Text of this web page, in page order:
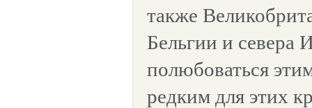
также
Бельгии и севера
полюбоваться
редким для этих